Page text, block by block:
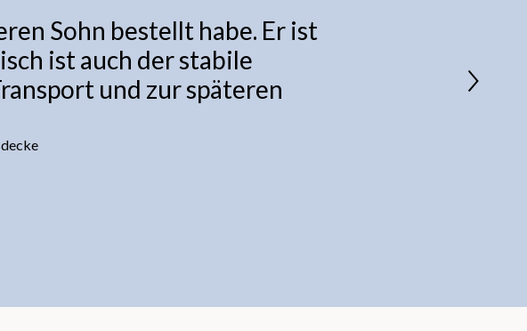
Sohn bestellt habe. Er ist
ist auch der stabile
und zur späteren